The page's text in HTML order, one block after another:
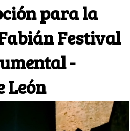
para la
Festival
-
León